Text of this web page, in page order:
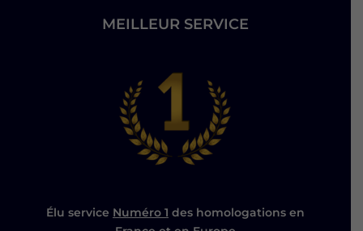
MEILLEUR SERVICE
Élu service Numéro 1 des homologations en